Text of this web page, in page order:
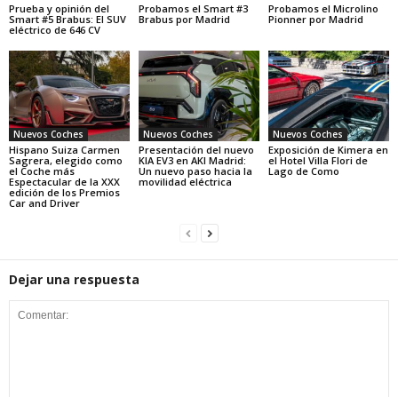
Prueba y opinión del
Smart #5 Brabus: El SUV
eléctrico de 646 CV
Probamos el Smart #3
Brabus por Madrid
Probamos el Microlino
Pionner por Madrid
Nuevos Coches
Hispano Suiza Carmen
Sagrera, elegido como
el Coche más
Espectacular de la XXX
edición de los Premios
Car and Driver
Nuevos Coches
Presentación del nuevo
KIA EV3 en AKI Madrid:
Un nuevo paso hacia la
movilidad eléctrica
Nuevos Coches
Exposición de Kimera en
el Hotel Villa Flori de
Lago de Como
Dejar una respuesta